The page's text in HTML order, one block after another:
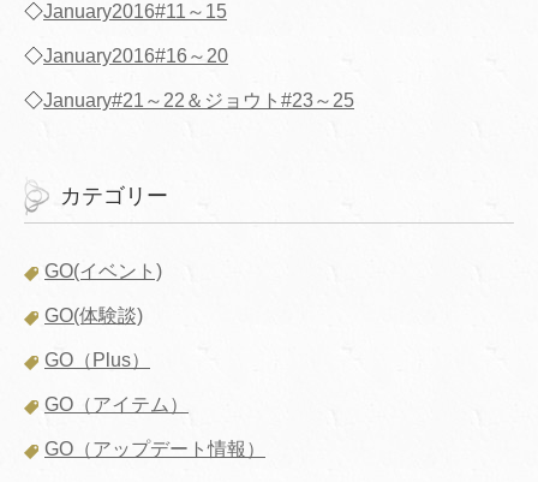
◇January2016#11～15
◇January2016#16～20
◇January#21～22＆ジョウト#23～25
カテゴリー
GO(イベント)
GO(体験談)
GO（Plus）
GO（アイテム）
GO（アップデート情報）